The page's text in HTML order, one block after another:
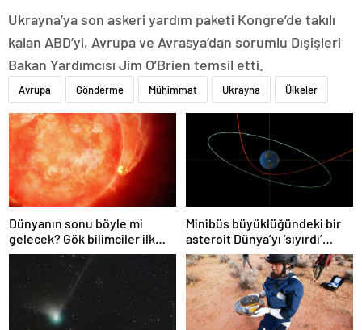
Ukrayna’ya son askeri yardım paketi Kongre’de takılı
kalan ABD’yi, Avrupa ve Avrasya’dan sorumlu Dışişleri
Bakan Yardımcısı Jim O’Brien temsil etti.
Avrupa Gönderme Mühimmat Ukrayna Ülkeler
Dünyanın sonu böyle mi
gelecek? Gök bilimciler ilk
kez sönen yıldızın gezegeni
yutmasına tanık oldu
Minibüs büyüklüğündeki bir
asteroit Dünya’yı ‘sıyırdı’
geçti